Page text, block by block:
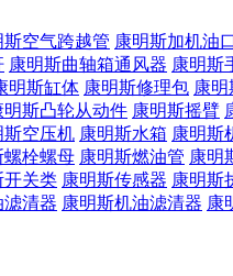
斯空气跨越管 康明斯加机油
康明斯曲轴箱通风器 康明斯
明斯缸体 康明斯修理包 康
明斯凸轮从动件 康明斯摇臂
斯空压机 康明斯水箱 康明斯
螺栓螺母 康明斯燃油管 康明
开关类 康明斯传感器 康明斯
滤清器 康明斯机油滤清器 康